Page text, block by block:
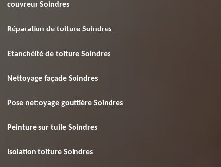
couvreur Soindres
Réparation de toiture Soindres
Etanchéité de toiture Soindres
Nettoyage façade Soindres
Pose nettoyage gouttière Soindres
Peinture sur tuile Soindres
Isolation toiture Soindres